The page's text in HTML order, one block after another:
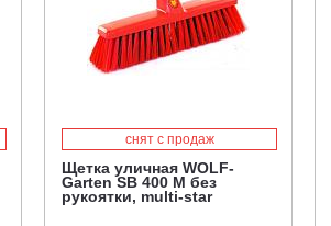
снят с продаж
Щетка уличная WOLF-
Garten SB 400 M без
рукоятки, multi-star